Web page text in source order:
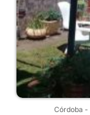
Córdoba -